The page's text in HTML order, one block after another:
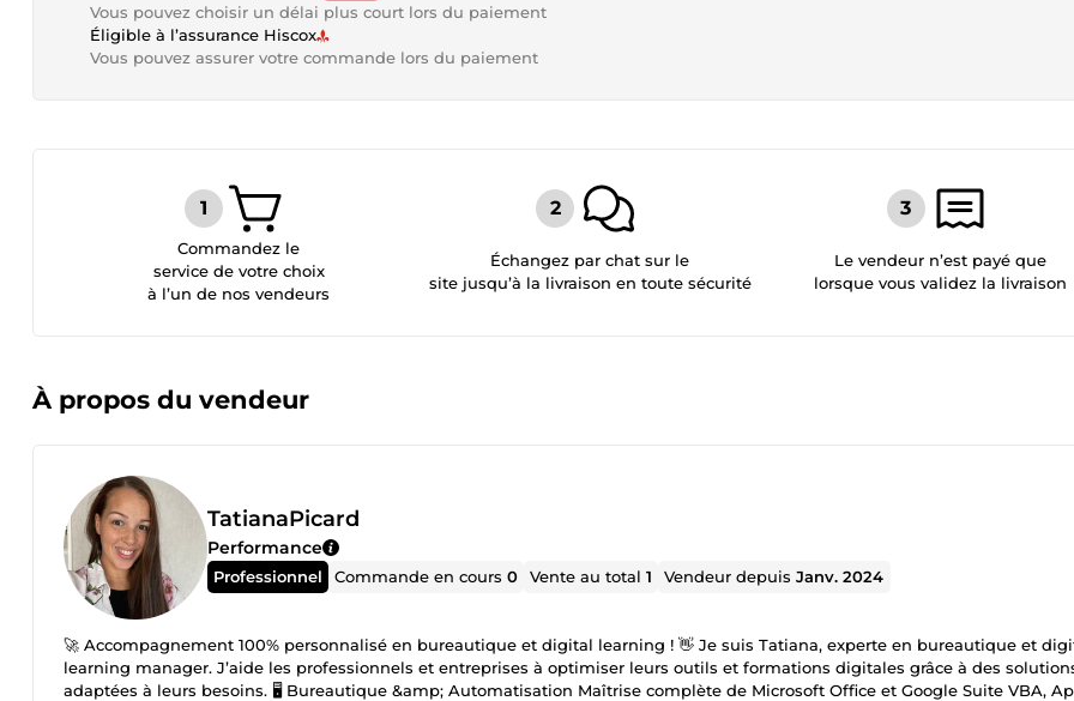
Vous pouvez choisir un délai plus court lors du paiement
Éligible à l’assurance Hiscox
Vous pouvez assurer votre commande lors du paiement
Commandez le
service de votre choix
à l’un de nos vendeurs
Échangez par chat sur le
site jusqu’à la livraison en toute sécurité
Le vendeur n’est payé que
lorsque vous validez la livraison
À propos du vendeur
TatianaPicard
Performance
Professionnel Commande en cours0 Vente au total1 Vendeur depuisJanv. 2024
🚀 Accompagnement 100% personnalisé en bureautique et digital learning ! 👋 Je suis Tatiana, experte en bureautique et
learning manager. J’aide les professionnels et entreprises à optimiser leurs outils et formations digitales grâce à des
adaptées à leurs besoins. 🖥️ Bureautique &amp; Automatisation Maîtrise complète de Microsoft Office et Google Suite VBA,